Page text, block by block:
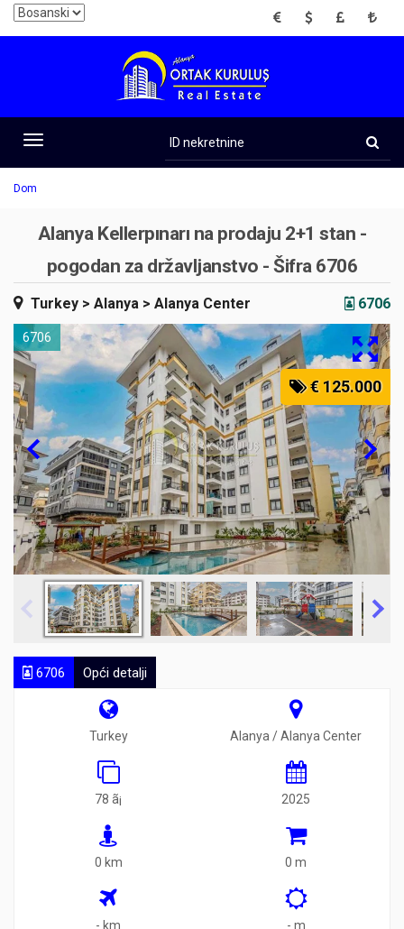
EUR USD GBP TRY
Toggle
navigation
nekretnine
Dom
Alanya Kellerpınarı na prodaju 2+1 stan -
pogodan za državljanstvo - Šifra 6706
Turkey > Alanya > Alanya Center 6706
6706
€ 125.000
6706 Opći detalji
Turkey Alanya / Alanya Center
78 ã¡ 2025
0 km 0 m
- km - m